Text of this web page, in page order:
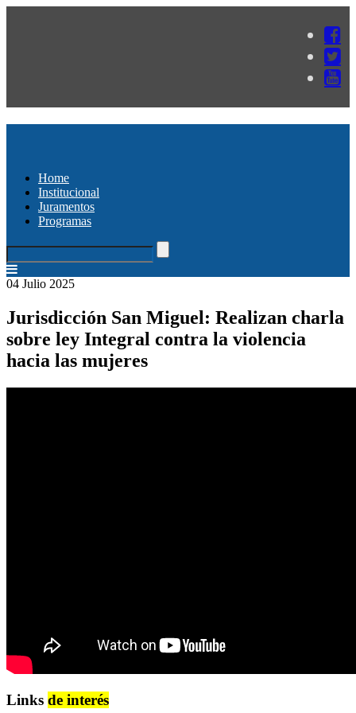
Home
Institucional
Juramentos
Programas
04 Julio 2025
Jurisdicción San Miguel: Realizan charla
sobre ley Integral contra la violencia
hacia las mujeres
Links de interés